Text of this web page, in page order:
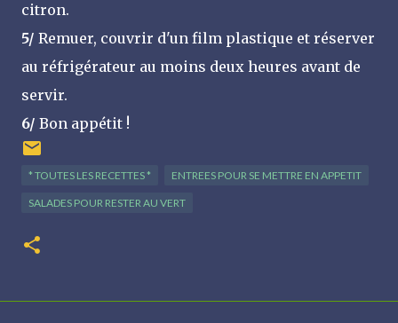
citron.
5/ Remuer, couvrir d'un film plastique et réserver
au réfrigérateur au moins deux heures avant de
servir.
6/ Bon appétit !
* TOUTES LES RECETTES * ENTREES POUR SE METTRE EN APPETIT
SALADES POUR RESTER AU VERT